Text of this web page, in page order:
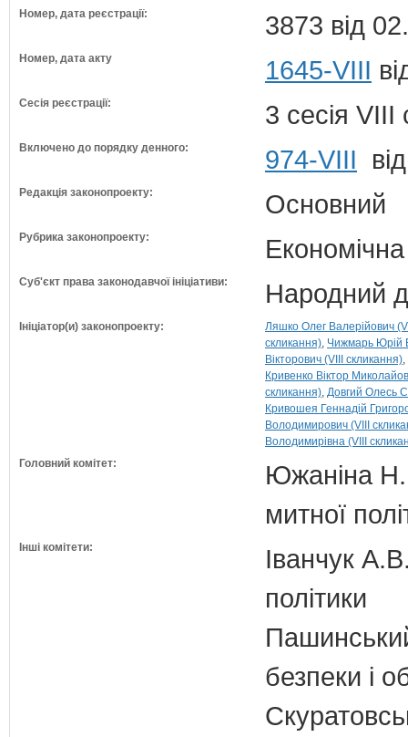
Номер, дата реєстрації: 3873 від
Номер, дата акту 1645-VIII
Сесія реєстрації: 3 сесія VIII
Включено до порядку денного: 974-VIII
Редакція законопроекту: Основний
Рубрика законопроекту:
Суб'єкт права законодавчої ініціативи: Народний
Ініціатор(и) законопроекту:
Ляшко Олег Валерійович
скликання) Чижмарь Юрій
Вікторович (VIII скликання)
Кривенко Віктор
скликання) Довгий Олесь
Кривошея Геннадій
Володимирович (VIII
Володимирівна (VIII
Головний комітет:
Южаніна
митної
Інші комітети:
Іванчук
політики
безпеки і